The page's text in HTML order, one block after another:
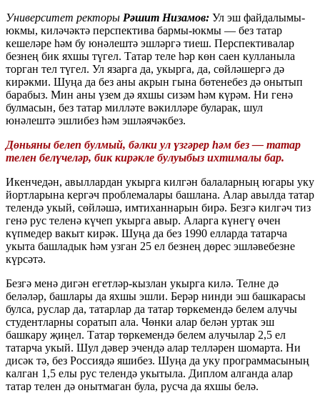
Университет ректоры Рәшит Низамов: Ул эш файдалымы-
юкмы, киләчәктә перспектива бармы-юкмы — без татар
кешеләре һәм бу юнәлештә эшләргә тиеш. Перспективалар
безнең бик яхшы түгел. Татар теле һәр көн саен кулланыла
торган тел түгел. Ул язарга да, укырга, да, сөйләшергә дә
кирәкми. Шуңа да без аны акрын гына бөтенебез дә онытып
барабыз. Мин аны үзем дә яхшы сизәм һәм күрәм. Ни генә
булмасын, без татар милләте вәкилләре буларак, шул
юнәлештә эшлибез һәм эшләячәкбез.
Дөньяны белеп булмый, бәлки ул үзгәрер һәм без — татар
телен белүчеләр, бик кирәкле булуыбыз ихтималы бар.
Икенчедән, авыллардан укырга килгән балаларның югары уку
йортларына кергәч проблемалары башлана. Алар авылда татар
телендә укый, сөйләшә, имтиханнарын бирә. Безгә килгәч тиз
генә рус теленә күчеп укырга авыр. Аларга күнегү өчен
күпмедер вакыт кирәк. Шуңа да без 1990 елларда татарча
укыта башладык һәм узган 25 ел безнең дөрес эшләвебезне
күрсәтә.
Безгә менә дигән егетләр-кызлан укырга килә. Телне дә
беләләр, башлары да яхшы эшли. Берәр нинди эш башкарасы
булса, руслар да, татарлар да татар төркемендә белем алучы
студентларны соратып ала. Чөнки алар белән уртак эш
башкару җиңел. Татар төркемендә белем алучылар 2,5 ел
татарча укый. Шул дәвер эчендә алар телләрен шомарта. Ни
дисәк тә, без Россиядә яшибез. Шуңа да уку программасының
калган 1,5 елы рус телендә укытыла. Диплом алганда алар
татар телен дә онытмаган була, русча да яхшы белә.